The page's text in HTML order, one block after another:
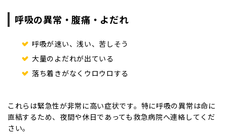
呼吸の異常・腹痛・よだれ
呼吸が速い、浅い、苦しそう
大量のよだれが出ている
落ち着きがなくウロウロする
これらは緊急性が非常に高い症状です。特に呼吸の異常は命に
直結するため、夜間や休日であっても救急病院へ連絡してくだ
さい。